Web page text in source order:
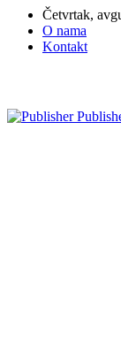
Četvrtak,
O nama
Kontakt